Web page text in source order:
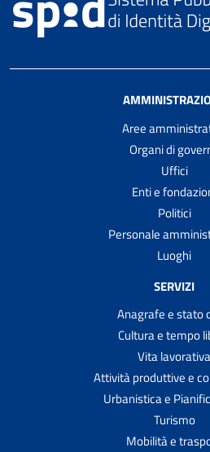
Aree
Organi di
Uffici
Enti e
Politici
Personale
Luoghi
SERVIZI
Anagrafe e stato
Cultura e tempo
Vita lavorativa
Attività produttive e
Urbanistica e
Turismo
Mobilità e